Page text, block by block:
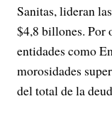
Sanitas, lideran
$4,8 billones. Por
entidades como
morosidades
del total de la